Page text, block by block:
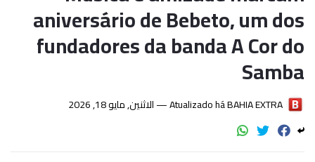
aniversário de Bebeto, um dos
fundadores da banda A Cor do
Samba
BAHIA EXTRA
Atualizado há — الاثنين, مايو 18, 2026